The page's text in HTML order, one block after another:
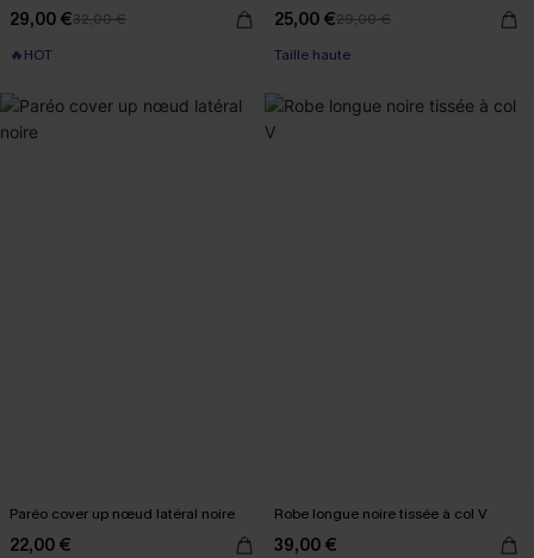
29,00 €32,00 €
🔥HOT
25,00 €29,00 €
Taille haute
Paréo cover up nœud latéral noire
22,00 €
Robe longue noire tissée à col V
39,00 €